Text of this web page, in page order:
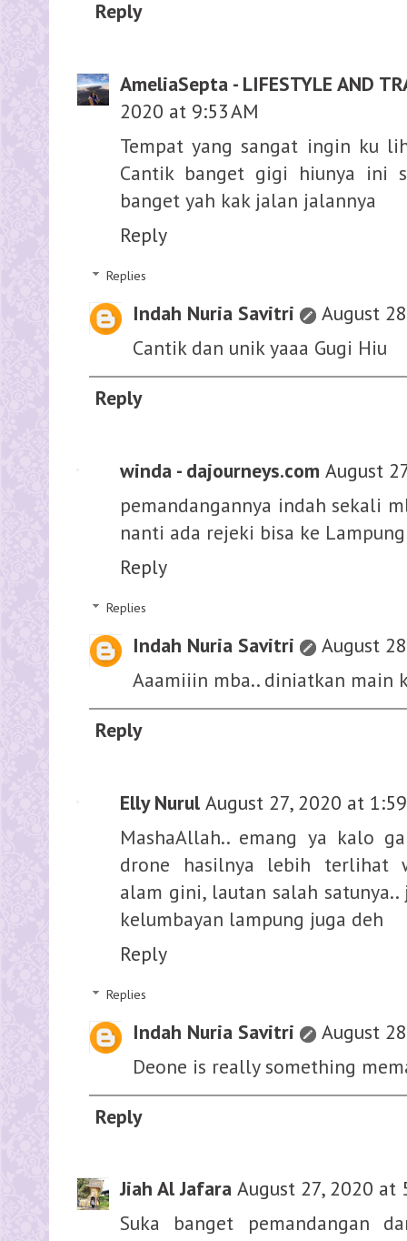
Reply
AmeliaSepta - LIFESTYLE AND
2020 at 9:53 AM
Tempat yang sangat ingin ku
Cantik banget gigi hiunya ini
banget yah kak jalan jalannya
Reply
Replies
Indah Nuria Savitri
August
Cantik dan unik yaaa Gugi Hiu
Reply
winda - dajourneys.com August
pemandangannya indah sekali
nanti ada rejeki bisa ke
Reply
Replies
Indah Nuria Savitri
August
Aaamiiin mba.. diniatkan main
Reply
Elly Nurul August 27, 2020 at
MashaAllah.. emang ya kalo
drone hasilnya lebih terlihat
alam gini, lautan salah
kelumbayan lampung juga deh
Reply
Replies
Indah Nuria Savitri
August
Deone is really something
Reply
Jiah Al Jafara August 27, 2020 at
Suka banget pemandangan